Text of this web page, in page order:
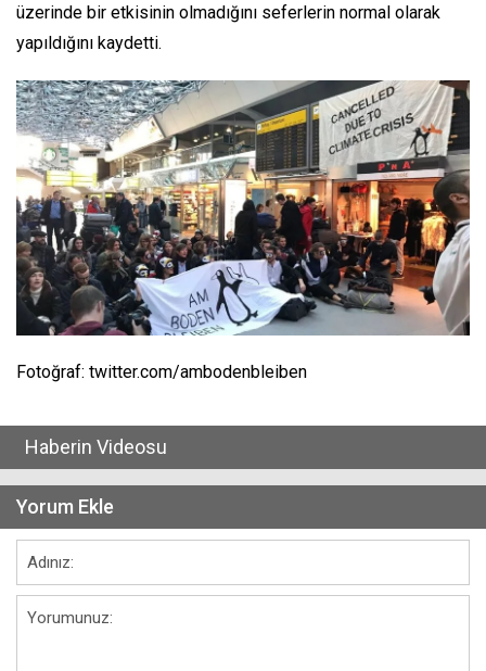
üzerinde bir etkisinin olmadığını seferlerin normal olarak
yapıldığını kaydetti.
Fotoğraf: twitter.com/ambodenbleiben
Haberin Videosu
Yorum Ekle